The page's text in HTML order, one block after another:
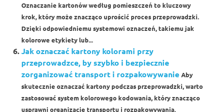
Oznaczanie kartonów według pomieszczeń to kluczowy
krok, który może znacząco uprościć proces przeprowadzki.
Dzięki odpowiedniemu systemowi oznaczeń, takiemu jak
kolorowe etykiety lub...
Jak oznaczać kartony kolorami przy
przeprowadzce, by szybko i bezpiecznie
zorganizować transport i rozpakowywanie Aby
skutecznie oznaczać kartony podczas przeprowadzki, warto
zastosować system kolorowego kodowania, który znacząco
usprawni organizację transportu i rozpakowywania.